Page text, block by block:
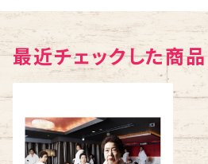
最近チェックした商品